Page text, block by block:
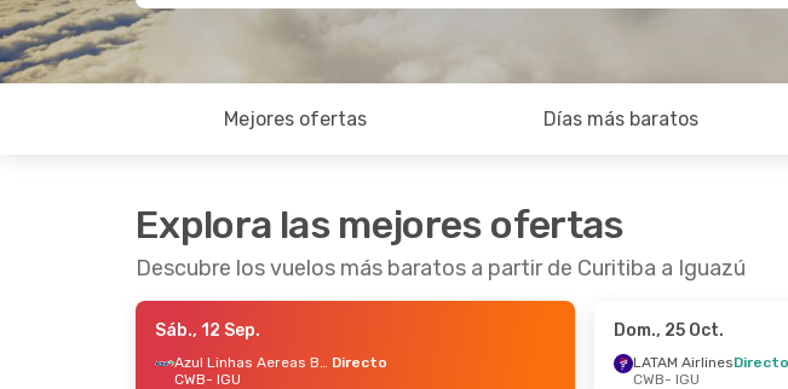
Mejores ofertas Días más baratos
Explora las mejores ofertas
Descubre los vuelos más baratos a partir de Curitiba a Iguazú
Sáb., 12 Sep.
Azul Linhas Aereas Brasileiras Directo
CWB- IGU
Dom., 25 Oct.
LATAM AirlinesDirecto
CWB- IGU